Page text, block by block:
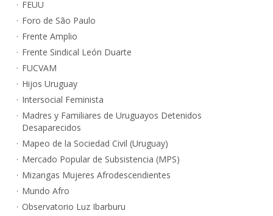
FEUU
Foro de São Paulo
Frente Amplio
Frente Sindical León Duarte
FUCVAM
Hijos Uruguay
Intersocial Feminista
Madres y Familiares de Uruguayos Detenidos
Desaparecidos
Mapeo de la Sociedad Civil (Uruguay)
Mercado Popular de Subsistencia (MPS)
Mizangas Mujeres Afrodescendientes
Mundo Afro
Observatorio Luz Ibarburu